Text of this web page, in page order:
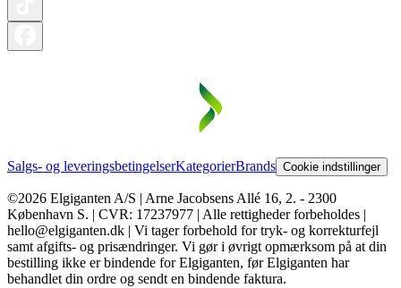
Salgs- og leveringsbetingelserKategorierBrands Cookie indstillinger
©2026 Elgiganten A/S | Arne Jacobsens Allé 16, 2. - 2300
København S. | CVR: 17237977 | Alle rettigheder forbeholdes |
hello@elgiganten.dk | Vi tager forbehold for tryk- og korrekturfejl
samt afgifts- og prisændringer. Vi gør i øvrigt opmærksom på at din
bestilling ikke er bindende for Elgiganten, før Elgiganten har
behandlet din ordre og sendt en bindende faktura.